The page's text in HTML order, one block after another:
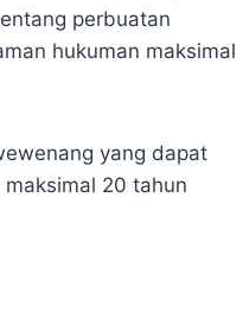
perbuatan
hukuman maksimal
yang dapat
20 tahun